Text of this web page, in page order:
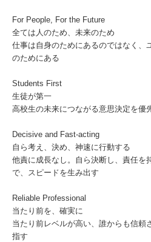
For People, For the Future
全ては人のため、未来のため
仕事は自身のためにあるのではなく、
のためにある
Students First
生徒が第一
高校生の未来につながる意思決定を優
Decisive and Fast-acting
自ら考え、決め、神速に行動する
他責に成長なし。自ら決断し、責任を
で、スピードを生み出す
Reliable Professional
当たり前を、確実に
当たり前レベルが高い、誰からも信頼
指す